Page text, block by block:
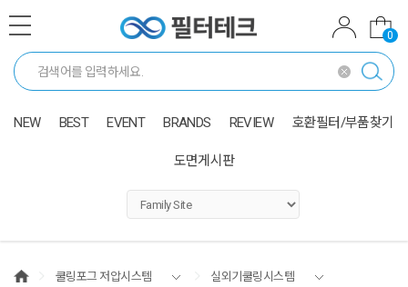
0
NEW BEST EVENT BRANDS REVIEW 호환필터/부품찾기
도면게시판
쿨링포그 저압시스템 실외기쿨링시스템